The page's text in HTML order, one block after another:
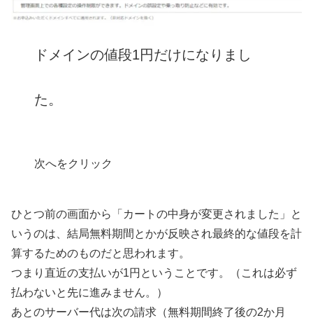
ドメインの値段1円だけになりまし
た。
次へをクリック
ひとつ前の画面から「カートの中身が変更されました」と
いうのは、結局無料期間とかが反映され最終的な値段を計
算するためのものだと思われます。
つまり直近の支払いが1円ということです。（これは必ず
払わないと先に進みません。）
あとのサーバー代は次の請求（無料期間終了後の2か月